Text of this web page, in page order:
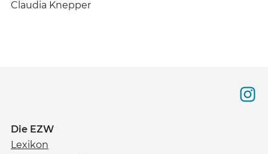
Claudia Knepper
Die EZW
Lexikon